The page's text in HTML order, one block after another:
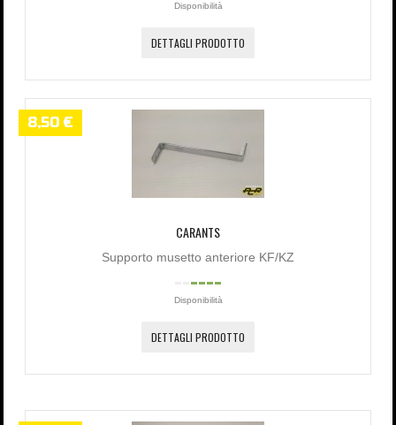
Disponibilità
DETTAGLI PRODOTTO
8,50 €
CARANTS
Supporto musetto anteriore KF/KZ
Disponibilità
DETTAGLI PRODOTTO